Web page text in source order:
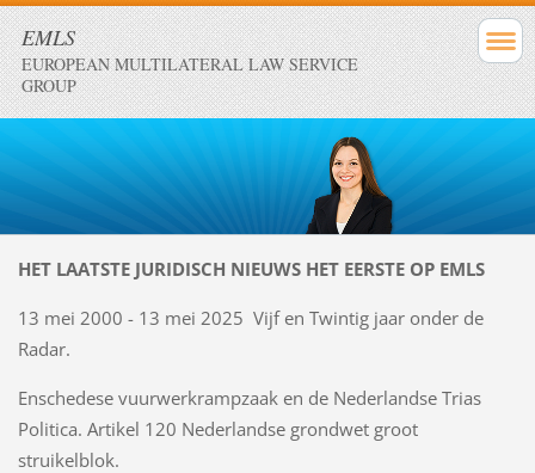
EMLS
EUROPEAN MULTILATERAL LAW SERVICE
GROUP
HET LAATSTE JURIDISCH NIEUWS HET EERSTE OP EMLS
13 mei 2000 - 13 mei 2025 Vijf en Twintig jaar onder de
Radar.
Enschedese vuurwerkrampzaak en de Nederlandse Trias
Politica. Artikel 120 Nederlandse grondwet groot
struikelblok.